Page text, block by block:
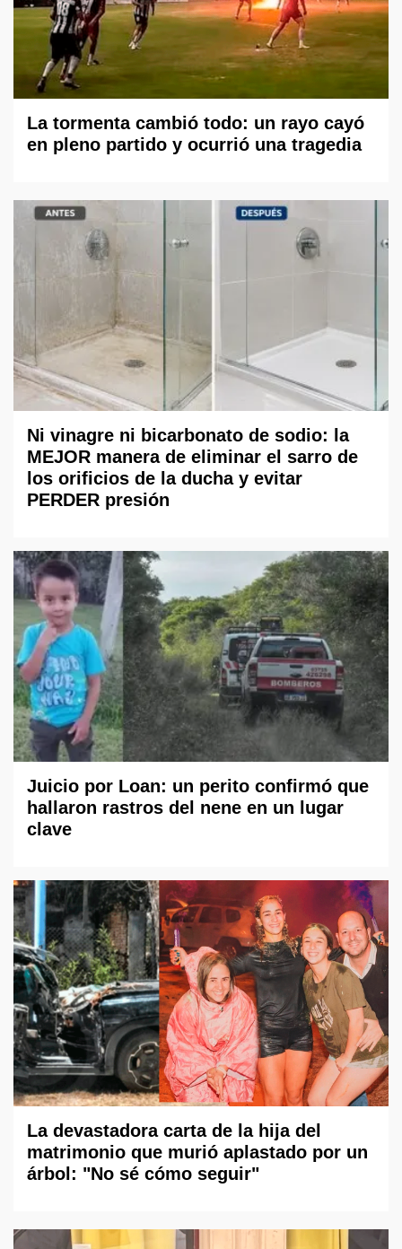
La tormenta cambió todo: un rayo cayó
en pleno partido y ocurrió una tragedia
Ni vinagre ni bicarbonato de sodio: la
MEJOR manera de eliminar el sarro de
los orificios de la ducha y evitar
PERDER presión
Juicio por Loan: un perito confirmó que
hallaron rastros del nene en un lugar
clave
La devastadora carta de la hija del
matrimonio que murió aplastado por un
árbol: "No sé cómo seguir"